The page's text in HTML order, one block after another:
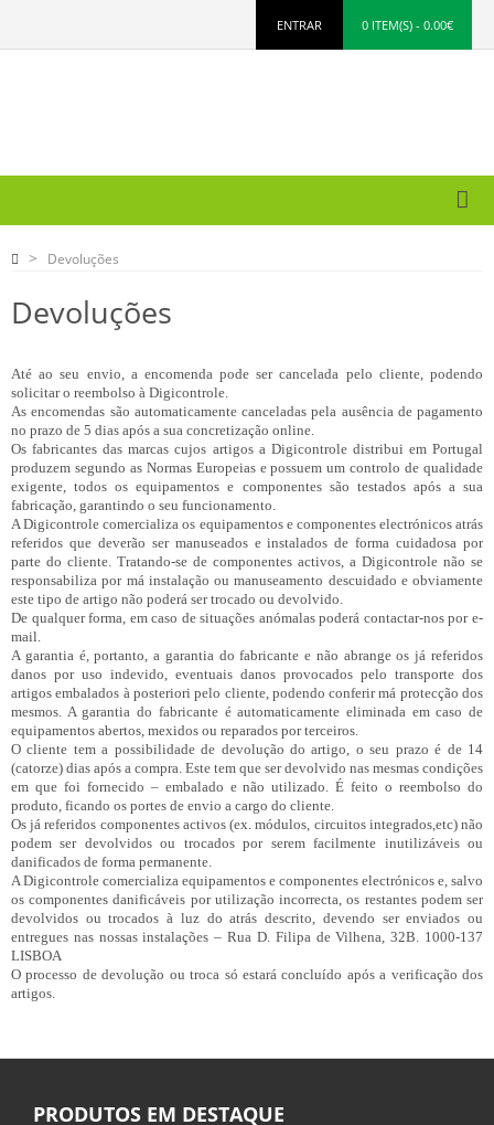
ENTRAR 0 ITEM(S) - 0.00€
Devoluções
Devoluções
Até ao seu envio, a encomenda pode ser cancelada pelo cliente, podendo
solicitar o reembolso à Digicontrole.
As encomendas são automaticamente canceladas pela ausência de pagamento
no prazo de 5 dias após a sua concretização online.
Os fabricantes das marcas cujos artigos a Digicontrole distribui em Portugal
produzem segundo as Normas Europeias e possuem um controlo de qualidade
exigente, todos os equipamentos e componentes são testados após a sua
fabricação, garantindo o seu funcionamento.
A Digicontrole comercializa os equipamentos e componentes electrónicos atrás
referidos que deverão ser manuseados e instalados de forma cuidadosa por
parte do cliente. Tratando-se de componentes activos, a Digicontrole não se
responsabiliza por má instalação ou manuseamento descuidado e obviamente
este tipo de artigo não poderá ser trocado ou devolvido.
De qualquer forma, em caso de situações anómalas poderá contactar-nos por e-
mail.
A garantia é, portanto, a garantia do fabricante e não abrange os já referidos
danos por uso indevido, eventuais danos provocados pelo transporte dos
artigos embalados à posteriori pelo cliente, podendo conferir má protecção dos
mesmos. A garantia do fabricante é automaticamente eliminada em caso de
equipamentos abertos, mexidos ou reparados por terceiros.
O cliente tem a possibilidade de devolução do artigo, o seu prazo é de 14
(catorze) dias após a compra. Este tem que ser devolvido nas mesmas condições
em que foi fornecido – embalado e não utilizado. É feito o reembolso do
produto, ficando os portes de envio a cargo do cliente.
Os já referidos componentes activos (ex. módulos, circuitos integrados,etc) não
podem ser devolvidos ou trocados por serem facilmente inutilizáveis ou
danificados de forma permanente.
A Digicontrole comercializa equipamentos e componentes electrónicos e, salvo
os componentes danificáveis por utilização incorrecta, os restantes podem ser
devolvidos ou trocados à luz do atrás descrito, devendo ser enviados ou
entregues nas nossas instalações – Rua D. Filipa de Vilhena, 32B. 1000-137
LISBOA
O processo de devolução ou troca só estará concluído após a verificação dos
artigos.
PRODUTOS EM DESTAQUE